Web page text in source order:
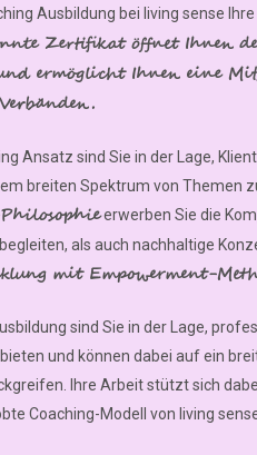
Ausbildung bei living sense Ihre
Zertifikat öffnet Ihnen
ermöglicht Ihnen eine
Ansatz sind Sie in der Lage,
breiten Spektrum von Themen
erwerben Sie die
als auch nachhaltige
mit Empowerment-
sind Sie in der Lage,
und können dabei auf ein
Ihre Arbeit stützt sich
Coaching-Modell von living